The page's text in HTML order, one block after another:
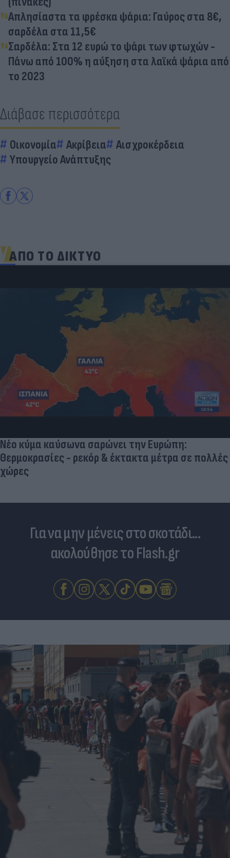
Απλησίαστα τα φρέσκα ψάρια: Γαύρος στα 8€,
σαρδέλα στα 11,5€
Σαρδέλα: Στα 12 ευρώ το ψάρι των φτωχών -
Πάνω από 100% η αύξηση στα λαϊκά ψάρια από
το 2023
Διάβασε περισσότερα
Οικονομία Ακρίβεια
Αισχροκέρδεια
Υπουργείο Ανάπτυξης
ΑΠΟ ΤΟ ΔΙΚΤΥΟ
Νέο κύμα καύσωνα σαρώνει την Ευρώπη:
Θερμοκρασίες - ρεκόρ & έκτακτα μέτρα σε πολλές
χώρες
Για να μην μένεις στο σκοτάδι...
ακολούθησε το Flash.gr